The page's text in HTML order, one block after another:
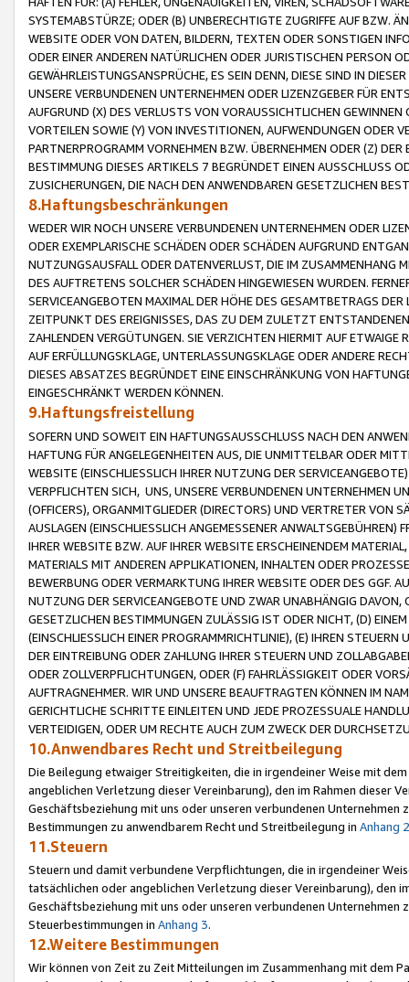
SYSTEMABSTÜRZE; ODER (B) UNBERECHTIGTE ZUGRIFFE AUF BZW.
WEBSITE ODER VON DATEN, BILDERN, TEXTEN ODER SONSTIGEN
ODER EINER ANDEREN NATÜRLICHEN ODER JURISTISCHEN PERSON
GEWÄHRLEISTUNGSANSPRÜCHE, ES SEIN DENN, DIESE SIND IN
UNSERE VERBUNDENEN UNTERNEHMEN ODER LIZENZGEBER FÜR
AUFGRUND (X) DES VERLUSTS VON VORAUSSICHTLICHEN
VORTEILEN SOWIE (Y) VON INVESTITIONEN, AUFWENDUNGEN ODER
PARTNERPROGRAMM VORNEHMEN BZW. ÜBERNEHMEN ODER (Z)
BESTIMMUNG DIESES ARTIKELS 7 BEGRÜNDET EINEN AUSSCHLUSS
ZUSICHERUNGEN, DIE NACH DEN ANWENDBAREN GESETZLICHEN
8.Haftungsbeschränkungen
WEDER WIR NOCH UNSERE VERBUNDENEN UNTERNEHMEN ODER
ODER EXEMPLARISCHE SCHÄDEN ODER SCHÄDEN AUFGRUND
NUTZUNGSAUSFALL ODER DATENVERLUST, DIE IM ZUSAMMENHANG
DES AUFTRETENS SOLCHER SCHÄDEN HINGEWIESEN WURDEN.
SERVICEANGEBOTEN MAXIMAL DER HÖHE DES GESAMTBETRAGS
ZEITPUNKT DES EREIGNISSES, DAS ZU DEM ZULETZT
ZAHLENDEN VERGÜTUNGEN. SIE VERZICHTEN HIERMIT AUF
AUF ERFÜLLUNGSKLAGE, UNTERLASSUNGSKLAGE ODER ANDERE
DIESES ABSATZES BEGRÜNDET EINE EINSCHRÄNKUNG VON
EINGESCHRÄNKT WERDEN KÖNNEN.
9.Haftungsfreistellung
SOFERN UND SOWEIT EIN HAFTUNGSAUSSCHLUSS NACH DEN
HAFTUNG FÜR ANGELEGENHEITEN AUS, DIE UNMITTELBAR ODER
WEBSITE (EINSCHLIESSLICH IHRER NUTZUNG DER
VERPFLICHTEN SICH, UNS, UNSERE VERBUNDENEN UNTERNEHMEN
(OFFICERS), ORGANMITGLIEDER (DIRECTORS) UND VERTRETER VON
AUSLAGEN (EINSCHLIESSLICH ANGEMESSENER
IHRER WEBSITE BZW. AUF IHRER WEBSITE ERSCHEINENDEM
MATERIALS MIT ANDEREN APPLIKATIONEN, INHALTEN ODER
BEWERBUNG ODER VERMARKTUNG IHRER WEBSITE ODER DES GGF.
NUTZUNG DER SERVICEANGEBOTE UND ZWAR UNABHÄNGIG
GESETZLICHEN BESTIMMUNGEN ZULÄSSIG IST ODER NICHT, (D)
(EINSCHLIESSLICH EINER PROGRAMMRICHTLINIE), (E) IHREN
DER EINTREIBUNG ODER ZAHLUNG IHRER STEUERN UND
ODER ZOLLVERPFLICHTUNGEN, ODER (F) FAHRLÄSSIGKEIT ODER
AUFTRAGNEHMER. WIR UND UNSERE BEAUFTRAGTEN KÖNNEN IM
GERICHTLICHE SCHRITTE EINLEITEN UND JEDE PROZESSUALE
VERTEIDIGEN, ODER UM RECHTE AUCH ZUM ZWECK DER
10.Anwendbares Recht und Streitbeilegung
Die Beilegung etwaiger Streitigkeiten, die in irgendeiner Weise mit
angeblichen Verletzung dieser Vereinbarung), den im Rahmen dieser
Geschäftsbeziehung mit uns oder unseren verbundenen
Bestimmungen zu anwendbarem Recht und Streitbeilegung in Anhang 2
11.Steuern
Steuern und damit verbundene Verpflichtungen, die in irgendeiner
tatsächlichen oder angeblichen Verletzung dieser Vereinbarung), den
Geschäftsbeziehung mit uns oder unseren verbundenen
Steuerbestimmungen in Anhang 3.
12.Weitere Bestimmungen
Wir können von Zeit zu Zeit Mitteilungen im Zusammenhang mit dem